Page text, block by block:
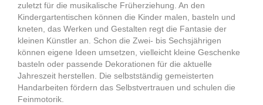
zuletzt für die musikalische Früherziehung. An den
Kindergartentischen können die Kinder malen, basteln und
kneten, das Werken und Gestalten regt die Fantasie der
kleinen Künstler an. Schon die Zwei- bis Sechsjährigen
können eigene Ideen umsetzen, vielleicht kleine Geschenke
basteln oder passende Dekorationen für die aktuelle
Jahreszeit herstellen. Die selbstständig gemeisterten
Handarbeiten fördern das Selbstvertrauen und schulen die
Feinmotorik.